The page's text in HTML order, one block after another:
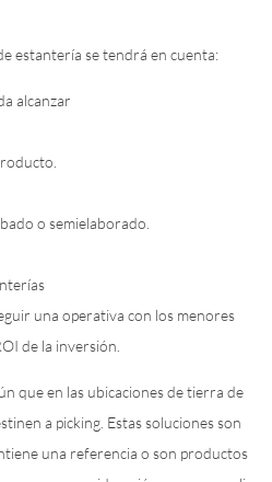
estantería se tendrá en cuenta:
alcanzar
o semielaborado.
una operativa con los menores
de la inversión.
que en las ubicaciones de tierra de
a picking. Estas soluciones son
una referencia o son productos